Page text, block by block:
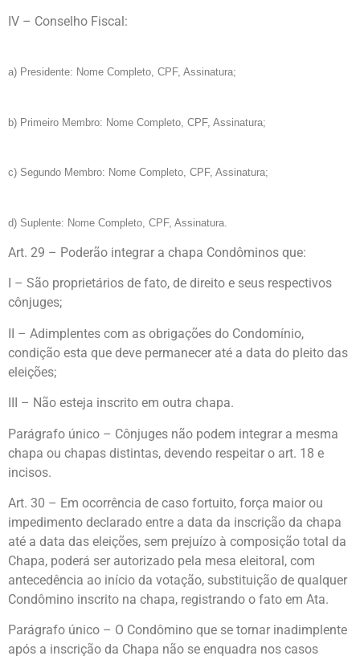
IV – Conselho Fiscal:
a) Presidente: Nome Completo, CPF, Assinatura;
b) Primeiro Membro: Nome Completo, CPF, Assinatura;
c) Segundo Membro: Nome Completo, CPF, Assinatura;
d) Suplente: Nome Completo, CPF, Assinatura.
Art. 29 – Poderão integrar a chapa Condôminos que:
I – São proprietários de fato, de direito e seus respectivos
cônjuges;
II – Adimplentes com as obrigações do Condomínio,
condição esta que deve permanecer até a data do pleito das
eleições;
III – Não esteja inscrito em outra chapa.
Parágrafo único – Cônjuges não podem integrar a mesma
chapa ou chapas distintas, devendo respeitar o art. 18 e
incisos.
Art. 30 – Em ocorrência de caso fortuito, força maior ou
impedimento declarado entre a data da inscrição da chapa
até a data das eleições, sem prejuízo à composição total da
Chapa, poderá ser autorizado pela mesa eleitoral, com
antecedência ao início da votação, substituição de qualquer
Condômino inscrito na chapa, registrando o fato em Ata.
Parágrafo único – O Condômino que se tornar inadimplente
após a inscrição da Chapa não se enquadra nos casos